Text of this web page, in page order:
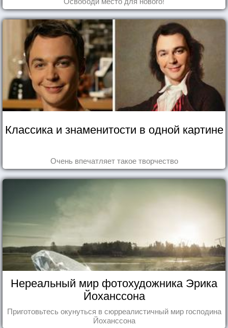
Классика и знаменитости в одной картине
Очень впечатляет такое творчество
Нереальный мир фотохудожника Эрика
Йоханссона
Приготовьтесь окунуться в сюрреалистичный мир господина
Йоханссона